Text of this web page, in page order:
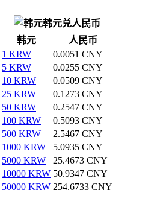
韩元兑人民币
韩元
人民币
1 KRW
0.0051 CNY
5 KRW
0.0255 CNY
10 KRW
0.0509 CNY
25 KRW
0.1273 CNY
50 KRW
0.2547 CNY
100 KRW
0.5093 CNY
500 KRW
2.5467 CNY
1000 KRW
5.0935 CNY
5000 KRW
25.4673 CNY
10000 KRW 50.9347 CNY
50000 KRW 254.6733 CNY